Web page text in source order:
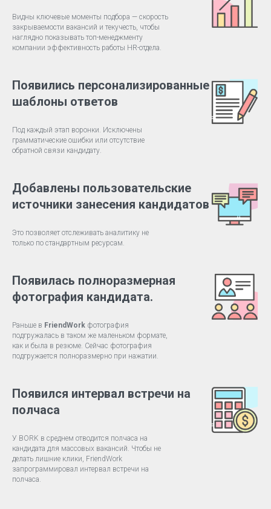
Видны ключевые моменты подбора — скорость
закрываемости вакансий и текучесть, чтобы
наглядно показывать топ-менеджменту
компании эффективность работы HR-отдела.
Появились персонализированные
шаблоны ответов
Под каждый этап воронки. Исключены
грамматические ошибки или отсутствие
обратной связи кандидату.
Добавлены пользовательские
источники занесения кандидатов
Это позволяет отслеживать аналитику не
только по стандартным ресурсам.
Появилась полноразмерная
фотография кандидата.
Раньше в FriendWork фотография
подгружалась в таком же маленьком формате,
как и была в резюме. Сейчас фотография
подгружается полноразмерно при нажатии.
Появился интервал встречи на
полчаса
У BORK в среднем отводится полчаса на
кандидата для массовых вакансий. Чтобы не
делать лишние клики, FriendWork
запрограммировал интервал встречи на
полчаса.